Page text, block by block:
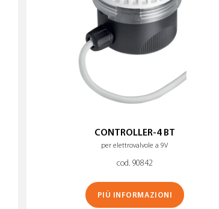
a 6 zone d’irrigazione
a 8 zone d’irrigazione
CONTROLLER-4 BT
per elettrovalvole a 9V
cod. 90842
PIÙ INFORMAZIONI